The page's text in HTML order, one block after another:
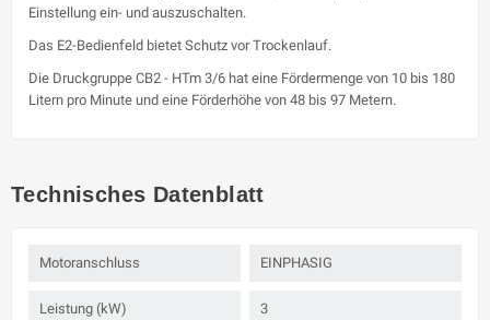
Einstellung ein- und auszuschalten.
Das E2-Bedienfeld bietet Schutz vor Trockenlauf.
Die Druckgruppe CB2 - HTm 3/6 hat eine Fördermenge von 10 bis 180
Litern pro Minute und eine Förderhöhe von 48 bis 97 Metern.
Technisches Datenblatt
Motoranschluss EINPHASIG
Leistung (kW) 3